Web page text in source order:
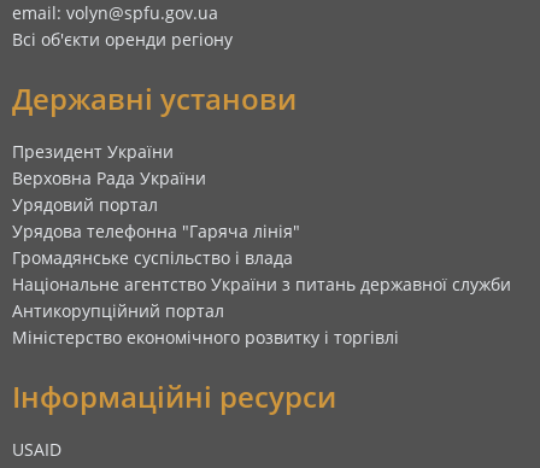
email: volyn@spfu.gov.ua
Всі об'єкти оренди регіону
Державні установи
Президент України
Верховна Рада України
Урядовий портал
Урядова телефонна "Гаряча лінія"
Громадянське суспільство і влада
Національне агентство України з питань державної служби
Антикорупційний портал
Міністерство економічного розвитку і торгівлі
Інформаційні ресурси
USAID